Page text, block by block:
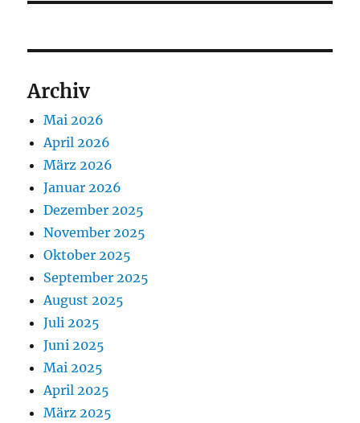
Archiv
Mai 2026
April 2026
März 2026
Januar 2026
Dezember 2025
November 2025
Oktober 2025
September 2025
August 2025
Juli 2025
Juni 2025
Mai 2025
April 2025
März 2025